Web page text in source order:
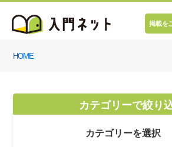
掲載を
HOME
カテゴリーで絞り